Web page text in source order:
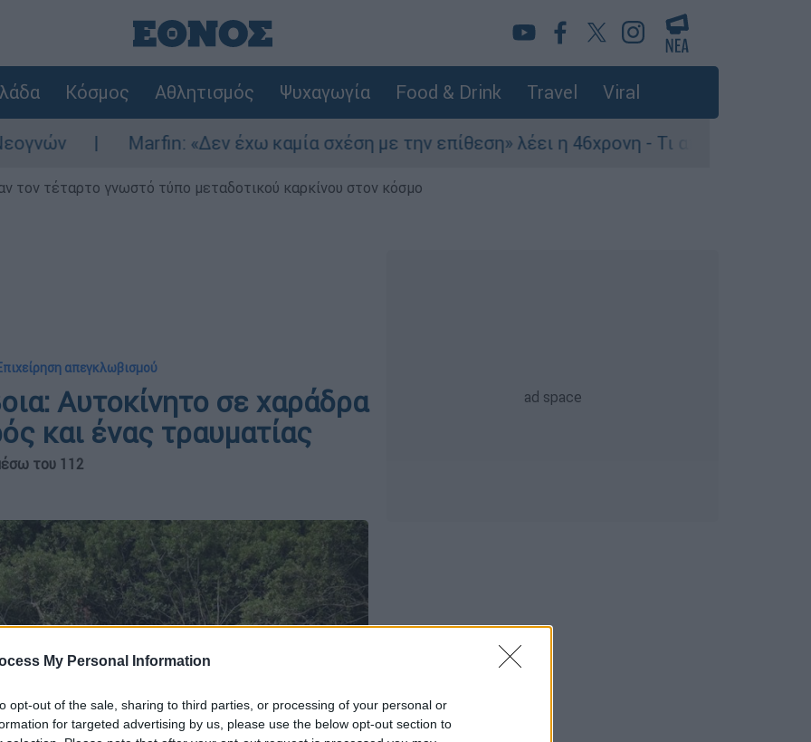
My Personal Information
opt-out of the sale, sharing to third parties, or processing of your personal or
for targeted advertising by us, please use the below opt-out section to
Κόσμος Αθλητισμός Ψυχαγωγία Food & Drink Travel Viral
Marfin: «Δεν έχω καμία σχέση με την επίθεση» λέει η 46χρονη - Τι αποκάλυψε στους
τον τέταρτο γνωστό τύπο μεταδοτικού καρκίνου στον κόσμο
απεγκλωβισμού
Αυτοκίνητο σε χαράδρα
και ένας τραυματίας
του 112